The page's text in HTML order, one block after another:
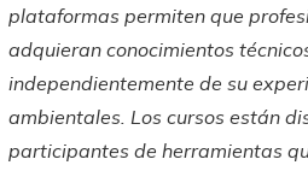
plataformas permiten que
adquieran conocimientos
independientemente de su
ambientales. Los cursos están
participantes de herramientas